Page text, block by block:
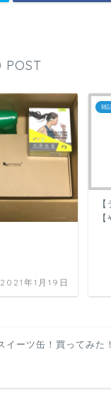
POST
2021年1月19日
雑
イーツ缶！買ってみた！